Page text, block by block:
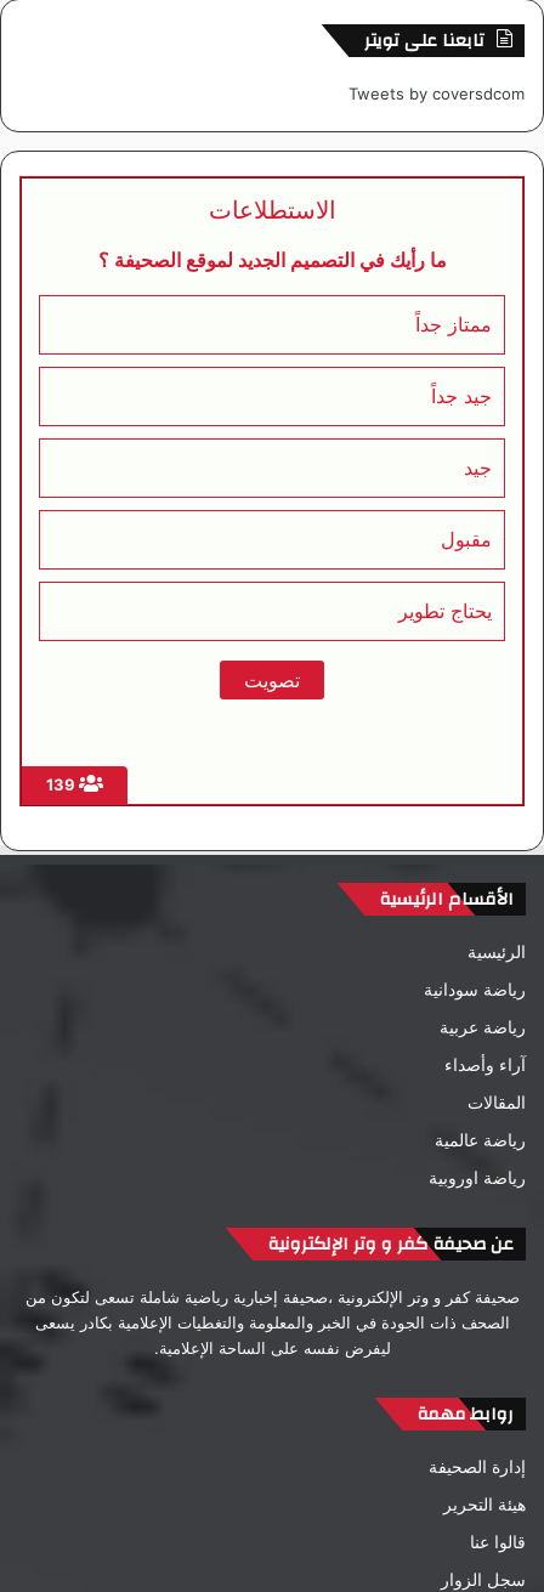
تابعنا على تويتر
Tweets by coversdcom
الاستطلاعات
ما رأيك في التصميم الجديد لموقع الصحيفة ؟
ممتاز جداً
جيد جداً
جيد
مقبول
يحتاج تطوير
الأقسام الرئيسية
الرئيسية
رياضة سودانية
رياضة عربية
آراء وأصداء
المقالات
رياضة عالمية
رياضة اوروبية
عن صحيفة كفر و وتر الإلكترونية
صحيفة كفر و وتر الإلكترونية ،صحيفة إخبارية رياضية شاملة تسعى لتكون من
الصحف ذات الجودة في الخبر والمعلومة والتغطيات الإعلامية بكادر يسعى
ليفرض نفسه على الساحة الإعلامية.
روابط مهمة
إدارة الصحيفة
هيئة التحرير
قالوا عنا
سجل الزوار